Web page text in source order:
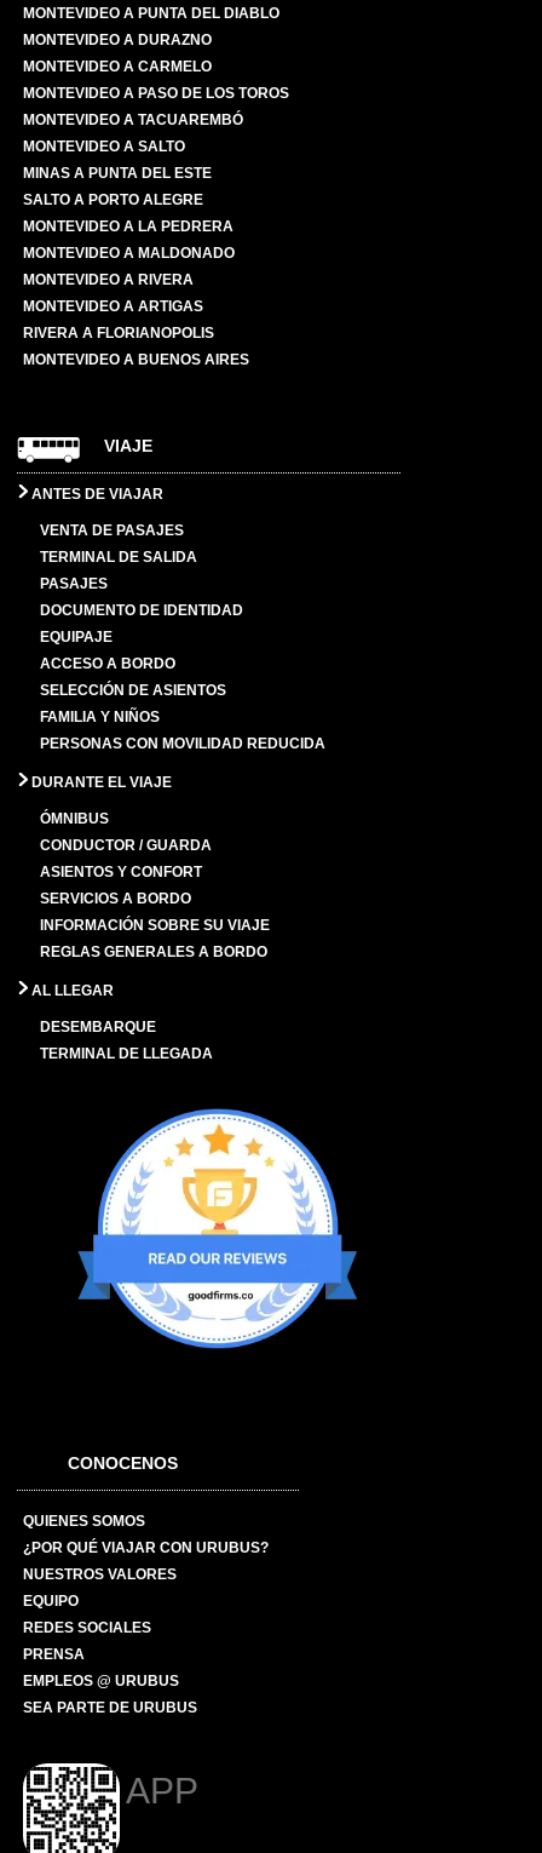
MONTEVIDEO A PUNTA DEL DIABLO
MONTEVIDEO A DURAZNO
MONTEVIDEO A CARMELO
MONTEVIDEO A PASO DE LOS TOROS
MONTEVIDEO A TACUAREMBÓ
MONTEVIDEO A SALTO
MINAS A PUNTA DEL ESTE
SALTO A PORTO ALEGRE
MONTEVIDEO A LA PEDRERA
MONTEVIDEO A MALDONADO
MONTEVIDEO A RIVERA
MONTEVIDEO A ARTIGAS
RIVERA A FLORIANOPOLIS
MONTEVIDEO A BUENOS AIRES
VIAJE
ANTES DE VIAJAR
VENTA DE PASAJES
TERMINAL DE SALIDA
PASAJES
DOCUMENTO DE IDENTIDAD
EQUIPAJE
ACCESO A BORDO
SELECCIÓN DE ASIENTOS
FAMILIA Y NIÑOS
PERSONAS CON MOVILIDAD REDUCIDA
DURANTE EL VIAJE
ÓMNIBUS
CONDUCTOR / GUARDA
ASIENTOS Y CONFORT
SERVICIOS A BORDO
INFORMACIÓN SOBRE SU VIAJE
REGLAS GENERALES A BORDO
AL LLEGAR
DESEMBARQUE
TERMINAL DE LLEGADA
CONOCENOS
QUIENES SOMOS
¿POR QUÉ VIAJAR CON URUBUS?
NUESTROS VALORES
EQUIPO
REDES SOCIALES
PRENSA
EMPLEOS @ URUBUS
SEA PARTE DE URUBUS
APP